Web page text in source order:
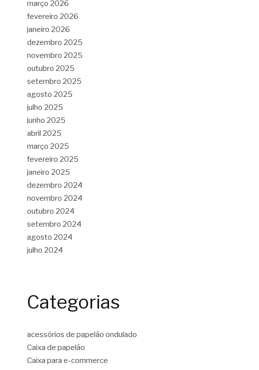
março 2026
fevereiro 2026
janeiro 2026
dezembro 2025
novembro 2025
outubro 2025
setembro 2025
agosto 2025
julho 2025
junho 2025
abril 2025
março 2025
fevereiro 2025
janeiro 2025
dezembro 2024
novembro 2024
outubro 2024
setembro 2024
agosto 2024
julho 2024
Categorias
acessórios de papelão ondulado
Caixa de papelão
Caixa para e-commerce